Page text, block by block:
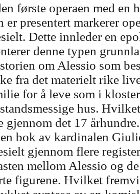
første operaen med en
presentert markerer
Dette innleder en
denne typen
om Alessio som
fra det materielt rike
for å leve som i
hus.
gjennom det 17
bok av kardinalen
gjennom flere
mellom Alessio og
figurene. Hvilket